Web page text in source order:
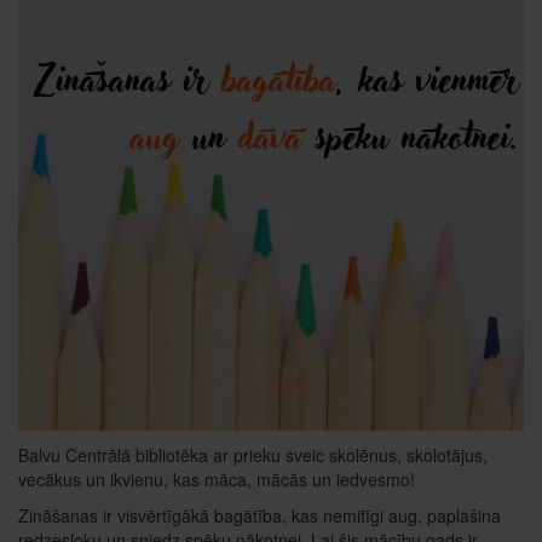
Balvu Centrālā bibliotēka ar prieku sveic skolēnus, skolotājus,
vecākus un ikvienu, kas māca, mācās un iedvesmo!
Zināšanas ir visvērtīgākā bagātība, kas nemitīgi aug, paplašina